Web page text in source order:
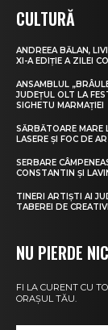
CULTURĂ
ANDREEA BĂLAN,
XI-A EDIȚIE A ZILEI
ANSAMBLUL
JUDEȚUL OLT LA
SIGHETU MARMAȚIEI
SĂRBĂTOARE MARE
LASERE ȘI FOC DE
SERBARE
CONSTANTIN ȘI
TINERI ARTIȘTI AI
TABEREI DE
NU PIERDE
FI LA CURENT CU
ORAȘUL TĂU.